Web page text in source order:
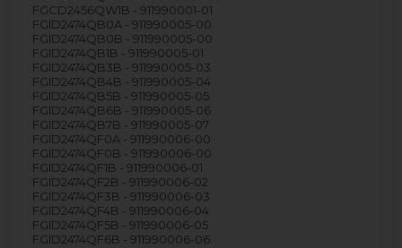
FGCD2456QW1B - 911990001-01
FGID2474QB0A - 911990005-00
FGID2474QB0B - 911990005-00
FGID2474QB1B - 911990005-01
FGID2474QB3B - 911990005-03
FGID2474QB4B - 911990005-04
FGID2474QB5B - 911990005-05
FGID2474QB6B - 911990005-06
FGID2474QB7B - 911990005-07
FGID2474QF0A - 911990006-00
FGID2474QF0B - 911990006-00
FGID2474QF1B - 911990006-01
FGID2474QF2B - 911990006-02
FGID2474QF3B - 911990006-03
FGID2474QF4B - 911990006-04
FGID2474QF5B - 911990006-05
FGID2474QF6B - 911990006-06